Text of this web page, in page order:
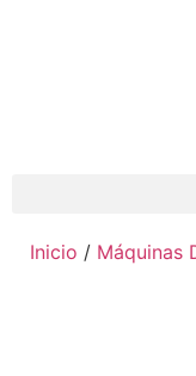
Inicio / Máquinas